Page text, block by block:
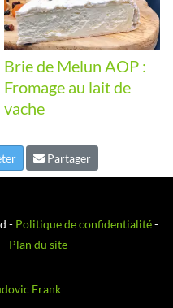
Brie de Melun AOP :
Fromage au lait de
vache
Partager
- Politique de confidentialité-
- Plan du site
Frank